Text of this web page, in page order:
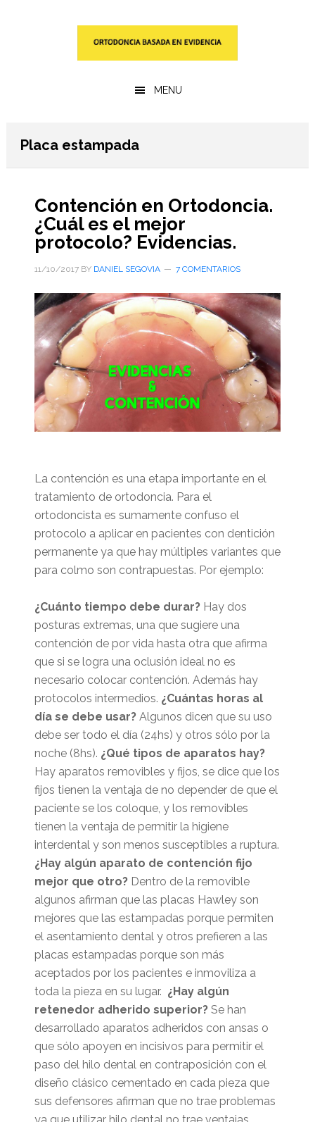
MENU
Placa estampada
Contención en Ortodoncia.
¿Cuál es el mejor
protocolo? Evidencias.
11/10/2017BY DANIEL SEGOVIA 7 COMENTARIOS
La contención es una etapa importante en el
tratamiento de ortodoncia. Para el
ortodoncista es sumamente confuso el
protocolo a aplicar en pacientes con dentición
permanente ya que hay múltiples variantes que
para colmo son contrapuestas. Por ejemplo:
¿Cuánto tiempo debe durar? Hay dos
posturas extremas, una que sugiere una
contención de por vida hasta otra que afirma
que si se logra una oclusión ideal no es
necesario colocar contención. Además hay
protocolos intermedios. ¿Cuántas horas al
día se debe usar?Algunos dicen que su uso
debe ser todo el día (24hs) y otros sólo por la
noche (8hs). ¿Qué tipos de aparatos hay?
Hay aparatos removibles y fijos, se dice que los
fijos tienen la ventaja de no depender de que el
paciente se los coloque, y los removibles
tienen la ventaja de permitir la higiene
interdental y son menos susceptibles a ruptura.
¿Hay algún aparato de contención fijo
mejor que otro?Dentro de la removible
algunos afirman que las placas Hawley son
mejores que las estampadas porque permiten
el asentamiento dental y otros prefieren a las
placas estampadas porque son más
aceptados por los pacientes e inmoviliza a
toda la pieza en su lugar. ¿Hay algún
retenedor adherido superior?Se han
desarrollado aparatos adheridos con ansas o
que sólo apoyen en incisivos para permitir el
paso del hilo dental en contraposición con el
diseño clásico cementado en cada pieza que
sus defensores afirman que no trae problemas